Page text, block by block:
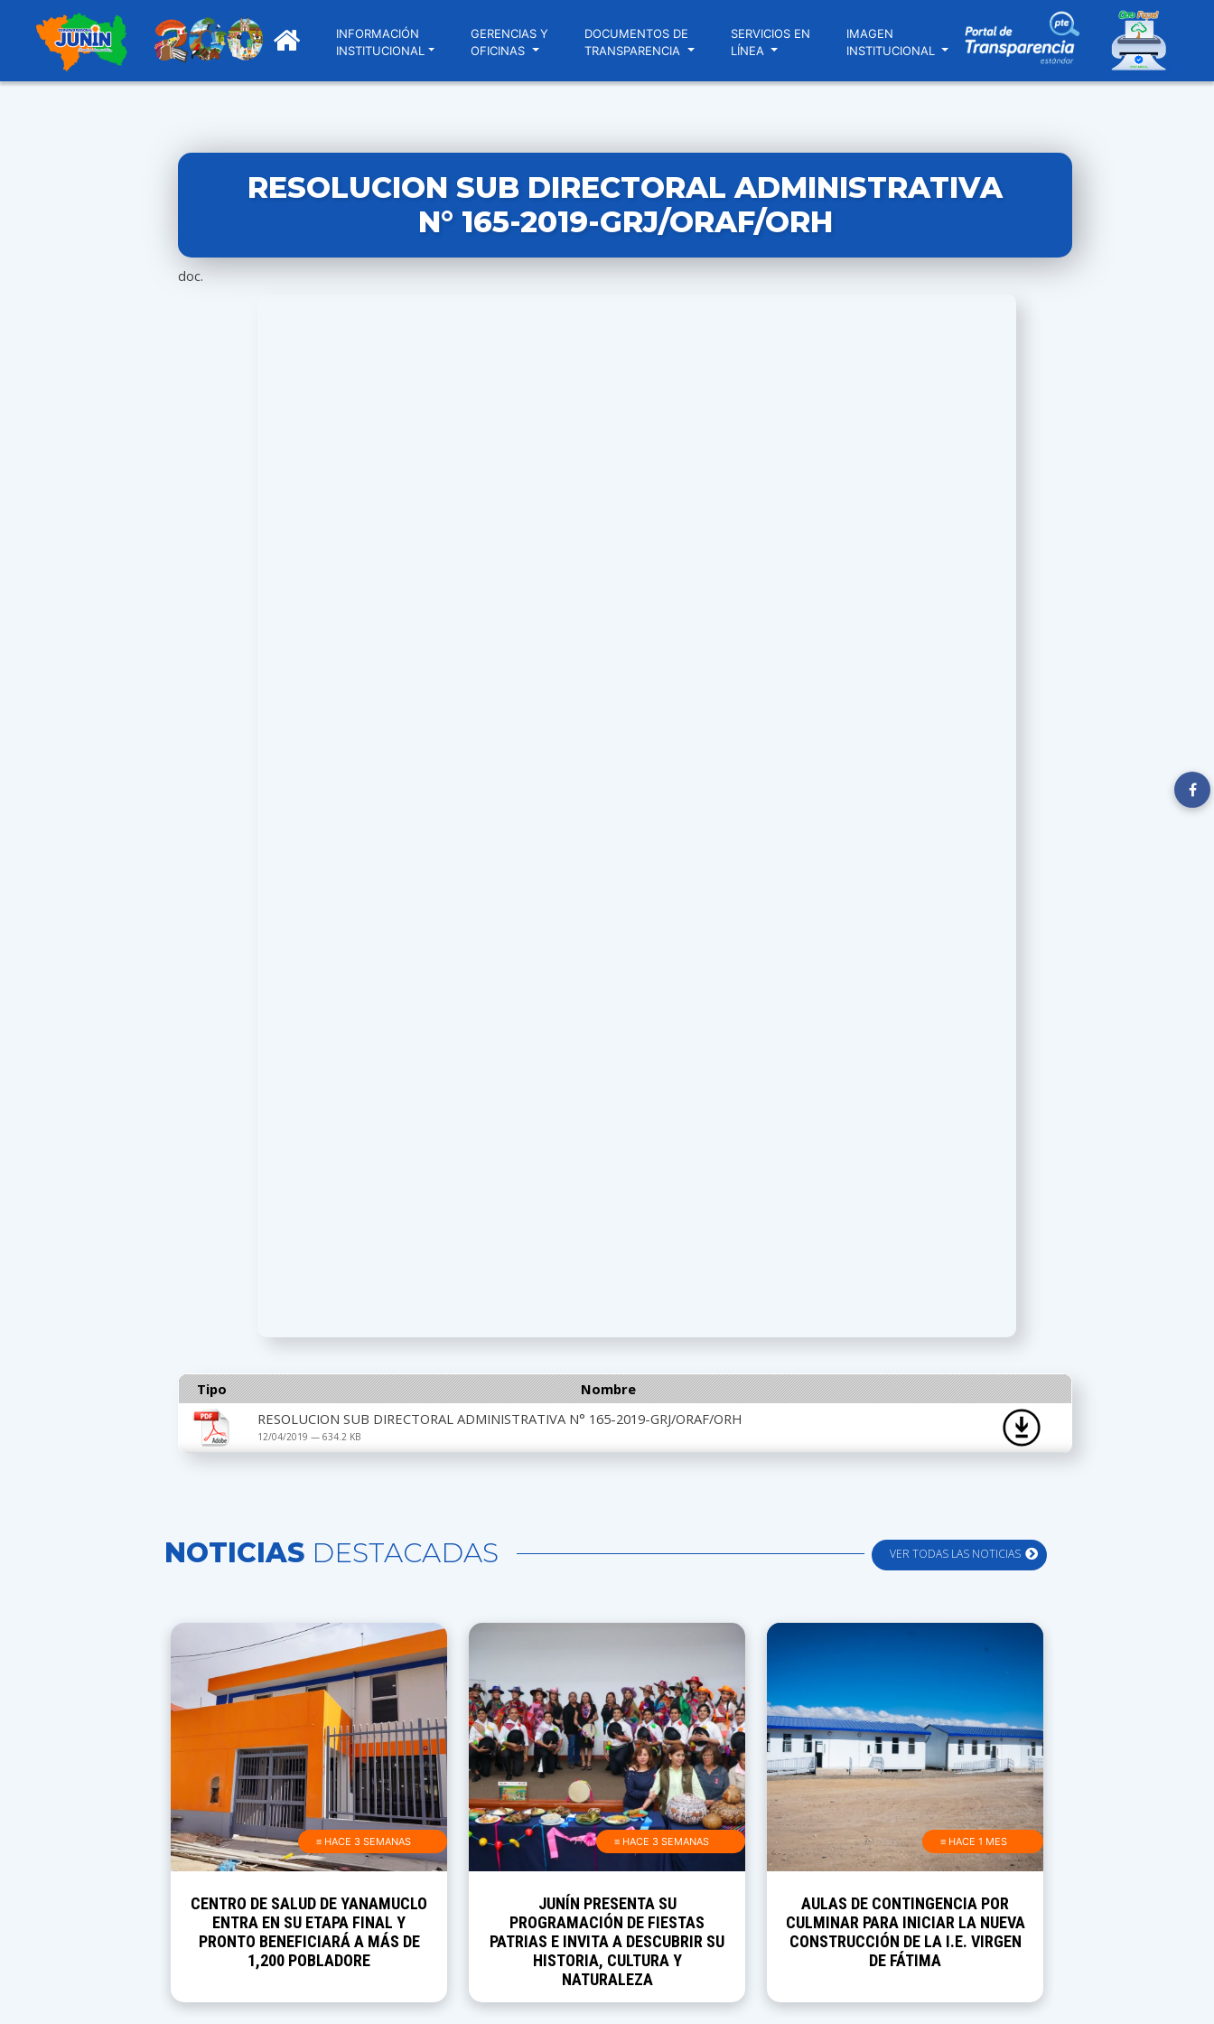
INFORMACIÓN
INSTITUCIONAL
GERENCIAS Y
OFICINAS
DOCUMENTOS DE
TRANSPARENCIA
SERVICIOS EN
LÍNEA
IMAGEN
INSTITUCIONAL
RESOLUCION SUB DIRECTORAL ADMINISTRATIVA
N° 165-2019-GRJ/ORAF/ORH
doc.
Tipo
Nombre
RESOLUCION SUB DIRECTORAL ADMINISTRATIVA N° 165-2019-GRJ/ORAF/ORH
12/04/2019 — 634.2 KB
VER TODAS LAS NOTICIAS
NOTICIAS DESTACADAS
≡ HACE 3 SEMANAS
CENTRO DE SALUD DE YANAMUCLO
ENTRA EN SU ETAPA FINAL Y
PRONTO BENEFICIARÁ A MÁS DE
1,200 POBLADORE
≡ HACE 3 SEMANAS
JUNÍN PRESENTA SU
PROGRAMACIÓN DE FIESTAS
PATRIAS E INVITA A DESCUBRIR SU
HISTORIA, CULTURA Y
NATURALEZA
≡ HACE 1 MES
AULAS DE CONTINGENCIA POR
CULMINAR PARA INICIAR LA NUEVA
CONSTRUCCIÓN DE LA I.E. VIRGEN
DE FÁTIMA